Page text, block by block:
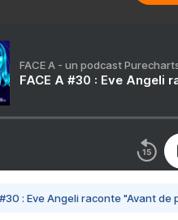
FACE A - un podcast
FACE A #30 : Eve Angeli
#30 : Eve Angeli raconte "Avant de